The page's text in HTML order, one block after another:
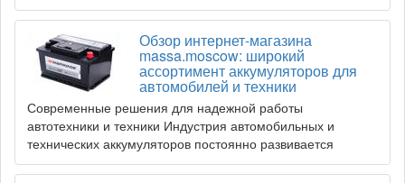
Обзор интернет-магазина
massa.moscow: широкий
ассортимент аккумуляторов для
автомобилей и техники
Современные решения для надежной работы
автотехники и техники Индустрия автомобильных и
технических аккумуляторов постоянно развивается